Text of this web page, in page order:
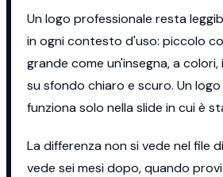
Un logo professionale resta
in ogni contesto d'uso: piccolo
grande come un'insegna, a
su sfondo chiaro e scuro. Un
funziona solo nella slide in cui è
La differenza non si vede nel file
vede sei mesi dopo, quando provi